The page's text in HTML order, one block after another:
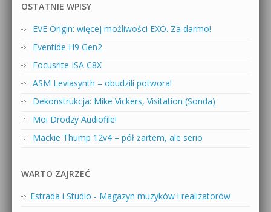
OSTATNIE WPISY
EVE Origin: więcej możliwości EXO. Za darmo!
Eventide H9 Gen2
Focusrite ISA C8X
ASM Leviasynth – obudzili potwora!
Dekonstrukcja: Mike Vickers, Visitation (Sonda)
Moi Drodzy Audiofile!
Mackie Thump 12v4 – pół żartem, ale serio
WARTO ZAJRZEĆ
Estrada i Studio - Magazyn muzyków i realizatorów